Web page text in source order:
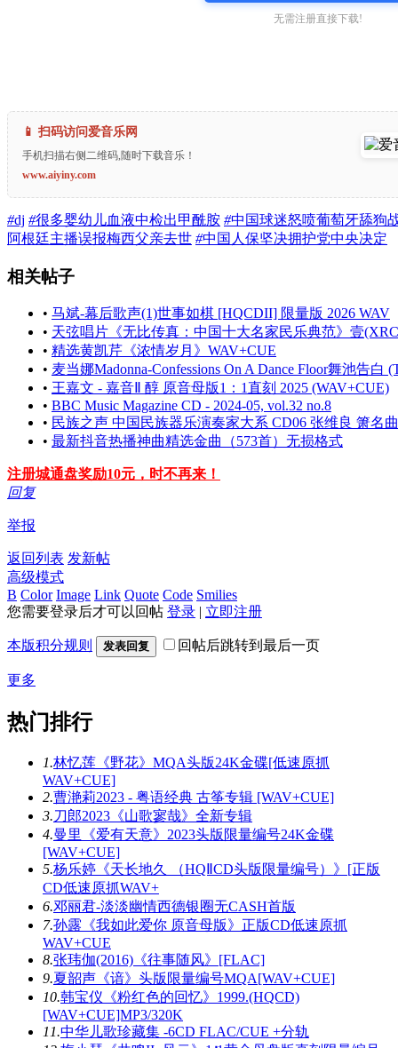
无需注册直接下载!
📱 扫码访问爱音乐网
手机扫描右侧二维码,随时下载音乐！
www.aiyiny.com
#dj #很多婴幼儿血液中检出甲酰胺 #中国球迷怒喷葡萄牙舔狗
阿根廷主播误报梅西父亲去世 #中国人保坚决拥护党中央决定
相关帖子
• 马斌-幕后歌声(1)世事如棋 [HQCDII] 限量版 2026 WAV
• 天弦唱片《无比传真：中国十大名家民乐典范》壹
• 精选黄凯芹《浓情岁月》WAV+CUE
• 麦当娜Madonna-Confessions On A Dance Floor舞池告白
• 王嘉文 - 嘉音Ⅱ 醇 原音母版1：1直刻 2025 (WAV+CUE)
• BBC Music Magazine CD - 2024-05, vol.32 no.8
• 民族之声 中国民族器乐演奏家大系 CD06 张维良 箫名
• 最新抖音热播神曲精选金曲（573首）无损格式
注册城通盘奖励10元，时不再来！
回复
举报
返回列表 发新帖
高级模式
B Color Image Link Quote Code Smilies
您需要登录后才可以回帖 登录 | 立即注册
本版积分规则 发表回复 回帖后跳转到最后一页
更多
热门排行
1.林忆莲《野花》MQA头版24K金碟[低速原抓
WAV+CUE]
2.曹滟莉2023 - 粤语经典 古筝专辑 [WAV+CUE]
3.刀郎2023《山歌寥哉》全新专辑
4.曼里《爱有天意》2023头版限量编号24K金碟
[WAV+CUE]
5.杨乐婷《天长地久 （HQⅡCD头版限量编号）》[正版
CD低速原抓WAV+
6.邓丽君-淡淡幽情西德银圈无CASH首版
7.孙露《我如此爱你 原音母版》正版CD低速原抓
WAV+CUE
8.张玮伽(2016)《往事随风》[FLAC]
9.夏韶声《谙》头版限量编号MQA[WAV+CUE]
10.韩宝仪《粉红色的回忆》1999.(HQCD)
[WAV+CUE]MP3/320K
11.中华儿歌珍藏集 -6CD FLAC/CUE +分轨